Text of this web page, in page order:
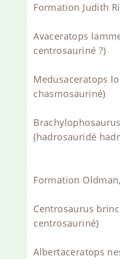
Formation Judith
Avaceratops
centrosauriné ?)
Medusaceratops
chasmosauriné)
(hadrosauridé
Formation
Centrosaurus
centrosauriné)
Albertaceratops